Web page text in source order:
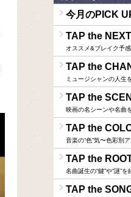
今月のPICK
TAP the NEXT
オススメ&ブレイク予
TAP the
ミュージシャンの人生
TAP the
映画の名シーンや名曲
TAP the
音楽の“色”気〜色彩別
TAP the
名曲誕生の“鍵”や“謎”
TAP the